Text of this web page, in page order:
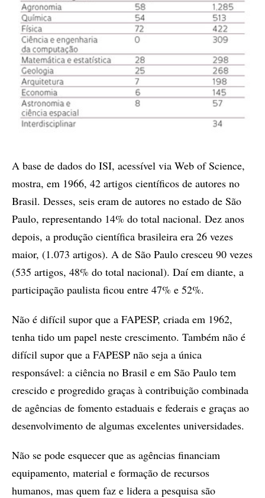
A base de dados do ISI, acessível via Web of Science,
mostra, em 1966, 42 artigos científicos de autores no
Brasil. Desses, seis eram de autores no estado de São
Paulo, representando 14% do total nacional. Dez anos
depois, a produção científica brasileira era 26 vezes
maior, (1.073 artigos). A de São Paulo cresceu 90 vezes
(535 artigos, 48% do total nacional). Daí em diante, a
participação paulista ficou entre 47% e 52%.
Não é difícil supor que a FAPESP, criada em 1962,
tenha tido um papel neste crescimento. Também não é
difícil supor que a FAPESP não seja a única
responsável: a ciência no Brasil e em São Paulo tem
crescido e progredido graças à contribuição combinada
de agências de fomento estaduais e federais e graças ao
desenvolvimento de algumas excelentes universidades.
Não se pode esquecer que as agências financiam
equipamento, material e formação de recursos
humanos, mas quem faz e lidera a pesquisa são